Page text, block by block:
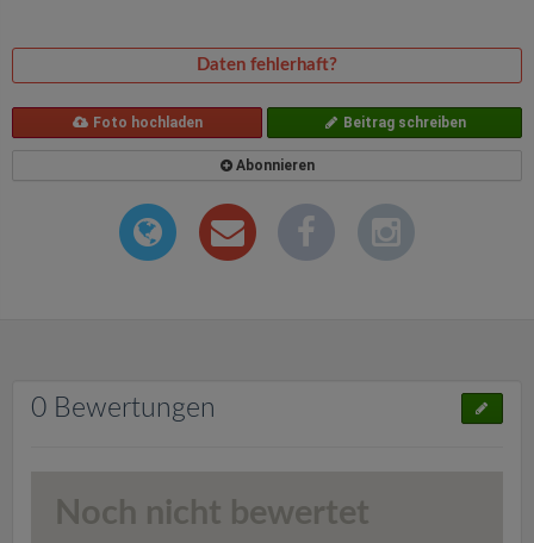
Daten fehlerhaft?
Foto hochladen Beitrag schreiben
Abonnieren
0 Bewertungen
Noch nicht bewertet